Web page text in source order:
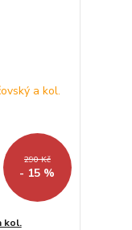
290 Kč
- 15 %
kol.